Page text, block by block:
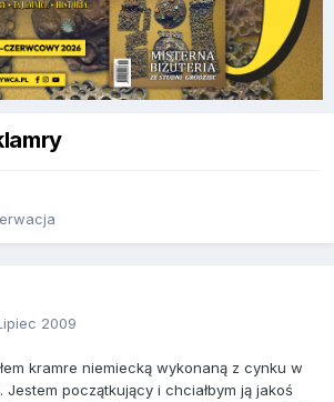
2009
kramre niemiecką wykonaną z cynku w
Jestem początkujący i chciałbym ją jakoś